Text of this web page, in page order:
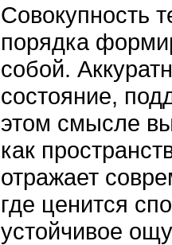
Совокупность
порядка
собой.
состояние,
этом смысле
как
отражает
где ценится
устойчивое